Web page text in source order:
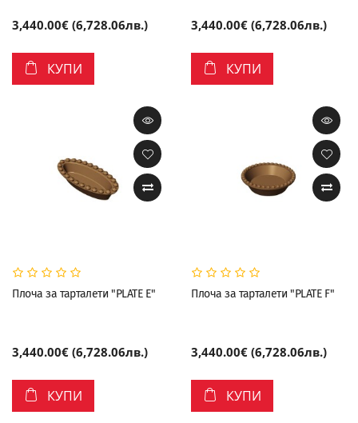
3,440.00€ (6,728.06лв.)
КУПИ
3,440.00€ (6,728.06лв.)
КУПИ
Плоча за тарталети "PLATE E"
3,440.00€ (6,728.06лв.)
КУПИ
Плоча за тарталети "PLATE F"
3,440.00€ (6,728.06лв.)
КУПИ